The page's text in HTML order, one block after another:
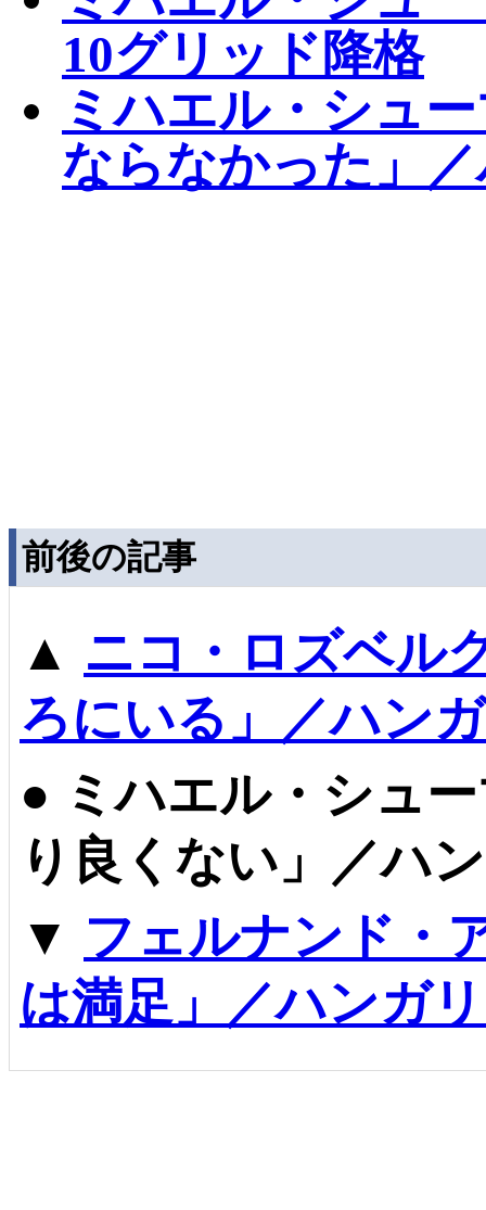
10グリッド降格
ミハエル・シュ
ならなかった」
前後の記事
▲ ニコ・ロズベル
ろにいる」／ハン
● ミハエル・シュ
り良くない」／ハ
▼ フェルナンド・
は満足」／ハンガ